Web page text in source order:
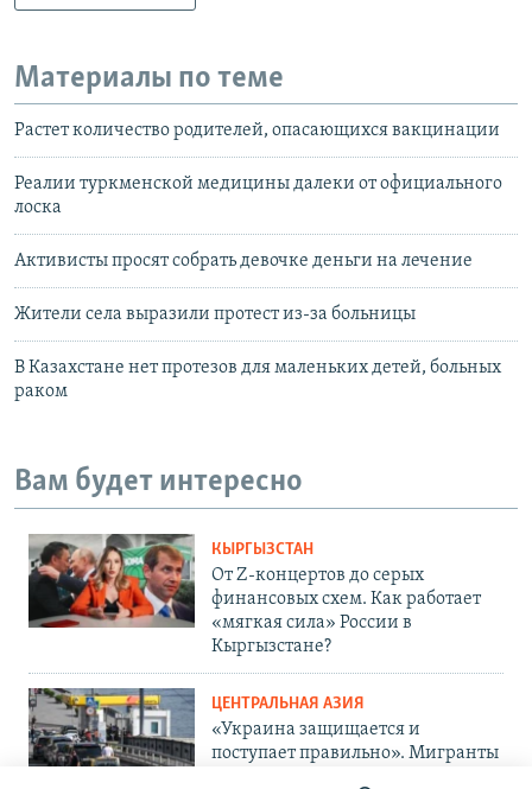
Материалы по теме
Растет количество родителей, опасающихся вакцинации
Реалии туркменской медицины далеки от официального
лоска
Активисты просят собрать девочке деньги на лечение
Жители села выразили протест из-за больницы
В Казахстане нет протезов для маленьких детей, больных
раком
Вам будет интересно
КЫРГЫЗСТАН
От Z-концертов до серых
финансовых схем. Как работает
«мягкая сила» России в
Кыргызстане?
ЦЕНТРАЛЬНАЯ АЗИЯ
«Украина защищается и
поступает правильно». Мигранты